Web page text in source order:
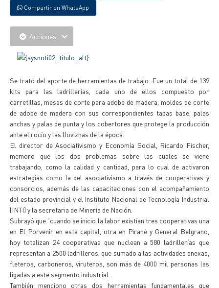
Compartir en WhatsApp
Acciones
Se trató del aporte de herramientas de trabajo. Fue un total de 139
kits para las ladrillerías, cada uno de ellos compuesto por
carretillas, mesas de corte para adobe de madera, moldes de corte
de adobe de madera con sus correspondientes tapas base, palas
anchas y palas de punta y los cobertores que protege la producción
ante el rocío y las lloviznas de la época.
El director de Asociativismo y Economía Social, Ricardo Fischer,
memoro que los dos problemas sobre las cuales se viene
trabajando, como la calidad y cantidad, para lo cual de activaron
estrategias como la del asociativismo a través de cooperativas y
consorcios, además de las capacitaciones con el acompañamiento
del estado provincial y el Instituto Nacional de Tecnología Industrial
(INTI) y la secretaria de Minería de Nación.
Subrayó que "cuando se inicio la labor existían tres cooperativas una
en El Porvenir en esta capital, otra en Pirané y General Belgrano,
hoy totalizan 24 cooperativas que nuclean a 580 ladrillerías que
representan a 2500 ladrilleros, que sumado a las actividades anexas,
fleteros, carboneros, viruteros, son más de 4000 mil personas las
ligadas a este segmento industrial .
También menciono otras dos herramientas fundamentales que